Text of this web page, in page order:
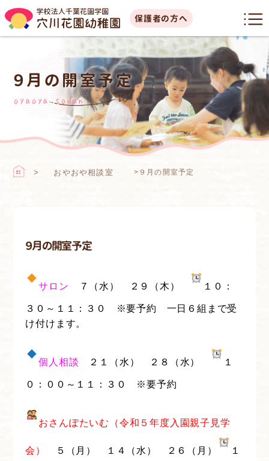
保護者の方へ
９月の開室予定
oyaoya sodan
おやおや相談室 > ９月の開室予定
９月の開室予定
サロン ７（水） ２９（木） １０：
３０～１１：３０ ※要予約 一日６組まで受
け付けます。
個人相談 ２１（水） ２８（水） １
０：００～１１：３０ ※要予約
おさんぽたいむ（令和５年度入園親子見学
会） ５（月） １４（水） ２６（月） １